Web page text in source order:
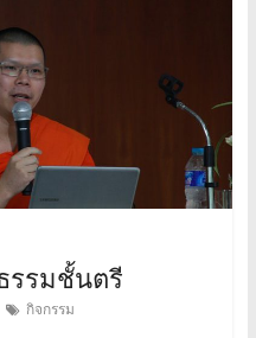
รรมชั้นตรี
กิจกรรม